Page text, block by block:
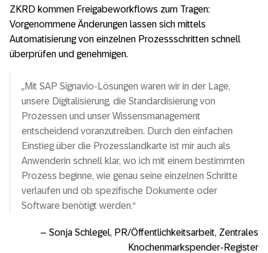
ZKRD kommen Freigabeworkflows zum Tragen:
Vorgenommene Änderungen lassen sich mittels
Automatisierung von einzelnen Prozessschritten schnell
überprüfen und genehmigen.
„Mit SAP Signavio-Lösungen waren wir in der Lage,
unsere Digitalisierung, die Standardisierung von
Prozessen und unser Wissensmanagement
entscheidend voranzutreiben. Durch den einfachen
Einstieg über die Prozesslandkarte ist mir auch als
Anwenderin schnell klar, wo ich mit einem bestimmten
Prozess beginne, wie genau seine einzelnen Schritte
verlaufen und ob spezifische Dokumente oder
Software benötigt werden.“
– Sonja Schlegel, PR/Öffentlichkeitsarbeit, Zentrales
Knochenmarkspender-Register